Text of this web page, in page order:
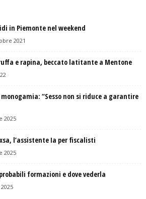
in Piemonte nel weekend
2021
e rapina, beccato latitante a Mentone
“Sesso non si riduce a garantire
2025
l’assistente Ia per fiscalisti
2025
formazioni e dove vederla